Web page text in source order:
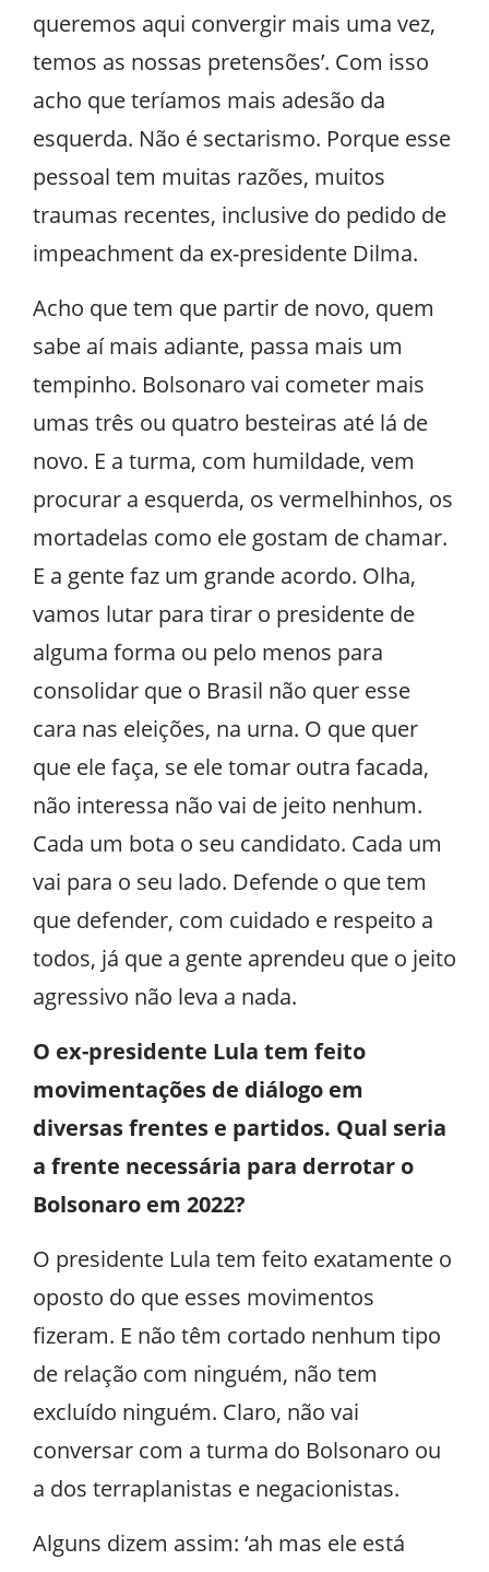
queremos aqui convergir mais uma vez,
temos as nossas pretensões’. Com isso
acho que teríamos mais adesão da
esquerda. Não é sectarismo. Porque esse
pessoal tem muitas razões, muitos
traumas recentes, inclusive do pedido de
impeachment da ex-presidente Dilma.
Acho que tem que partir de novo, quem
sabe aí mais adiante, passa mais um
tempinho. Bolsonaro vai cometer mais
umas três ou quatro besteiras até lá de
novo. E a turma, com humildade, vem
procurar a esquerda, os vermelhinhos, os
mortadelas como ele gostam de chamar.
E a gente faz um grande acordo. Olha,
vamos lutar para tirar o presidente de
alguma forma ou pelo menos para
consolidar que o Brasil não quer esse
cara nas eleições, na urna. O que quer
que ele faça, se ele tomar outra facada,
não interessa não vai de jeito nenhum.
Cada um bota o seu candidato. Cada um
vai para o seu lado. Defende o que tem
que defender, com cuidado e respeito a
todos, já que a gente aprendeu que o jeito
agressivo não leva a nada.
O ex-presidente Lula tem feito
movimentações de diálogo em
diversas frentes e partidos. Qual seria
a frente necessária para derrotar o
Bolsonaro em 2022?
O presidente Lula tem feito exatamente o
oposto do que esses movimentos
fizeram. E não têm cortado nenhum tipo
de relação com ninguém, não tem
excluído ninguém. Claro, não vai
conversar com a turma do Bolsonaro ou
a dos terraplanistas e negacionistas.
Alguns dizem assim: ‘ah mas ele está